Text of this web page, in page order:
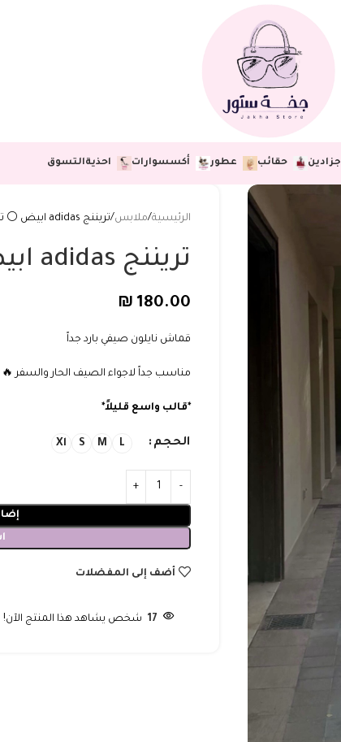
جزادين حقائب عطور أكسسوارات احذيةالتسوق
الرئيسية ملابس تريننج adidas ابيض ⚪️ ترند🔥
تريننج adidas ابيض ⚪️ ترند🔥
₪ 180.00
قماش نايلون صيفي بارد جداً
مناسب جداً لاجواء الصيف الحار والسفر 🔥
*قالب واسع قليلاً*
الحجم L
M
S
Xl
أضف إلى المفضلات
17 شخص يشاهد هذا المنتج الآن!